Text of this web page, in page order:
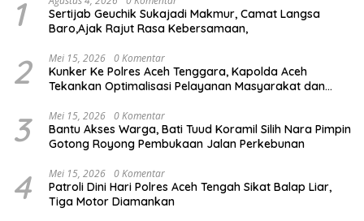
1
Sertijab Geuchik Sukajadi Makmur, Camat Langsa
Baro,Ajak Rajut Rasa Kebersamaan,
2 Mei 15, 2026 0 Komentar
Kunker Ke Polres Aceh Tenggara, Kapolda Aceh
Tekankan Optimalisasi Pelayanan Masyarakat dan
3 Mei 15, 2026 0 Komentar
Bantu Akses Warga, Bati Tuud Koramil Silih Nara Pimpin
Gotong Royong Pembukaan Jalan Perkebunan
4 Mei 15, 2026 0 Komentar
Patroli Dini Hari Polres Aceh Tengah Sikat Balap Liar,
Tiga Motor Diamankan